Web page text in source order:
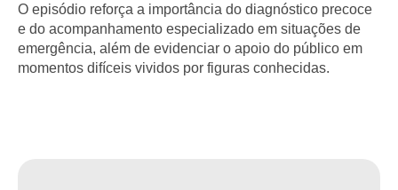
O episódio reforça a importância do diagnóstico precoce
e do acompanhamento especializado em situações de
emergência, além de evidenciar o apoio do público em
momentos difíceis vividos por figuras conhecidas.